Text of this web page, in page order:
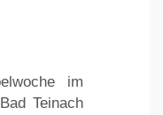
im
Teinach